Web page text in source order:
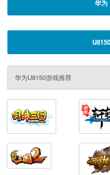
华为
U8150
华为U8150游戏推荐